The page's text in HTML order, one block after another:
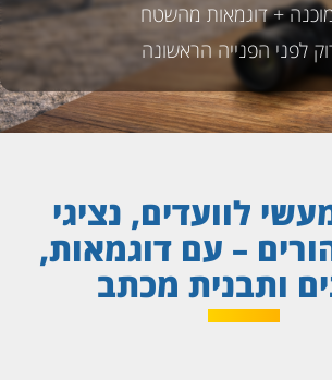
+ דוגמאות מהשטח
לפני הפנייה הראשונה
לוועדים, נציגי
– עם דוגמאות,
ותבנית מכתב